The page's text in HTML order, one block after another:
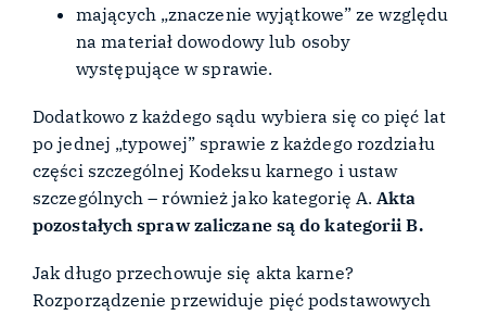
mających „znaczenie wyjątkowe” ze względu
na materiał dowodowy lub osoby
występujące w sprawie.
Dodatkowo z każdego sądu wybiera się co pięć lat
po jednej „typowej” sprawie z każdego rozdziału
części szczególnej Kodeksu karnego i ustaw
szczególnych – również jako kategorię A.Akta
pozostałych spraw zaliczane są do kategorii B.
Jak długo przechowuje się akta karne?
Rozporządzenie przewiduje pięć podstawowych